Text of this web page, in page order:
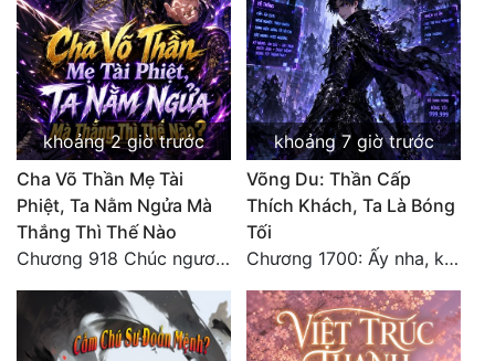
Cẩu Đạo Trường Sinh
Ngự Thú
Truyện Nam
Truyện Nữ
Vô Địch Lưu
Xây Dựng Thế Lực
Đam Mỹ
Đẹp
khoảng 2 giờ trước
Cha Võ Thần Mẹ Tài
Phiệt, Ta Nằm Ngửa Mà
Thắng Thì Thế Nào
Chương 918 Chúc ngươi may mắn! Ca môn cũng là sắt thép thẳng nam!
khoảng 7 giờ trước
Võng Du: Thần Cấp
Thích Khách, Ta Là Bóng
Tối
Chương 1700: Ấy nha, không có chuyện gì!